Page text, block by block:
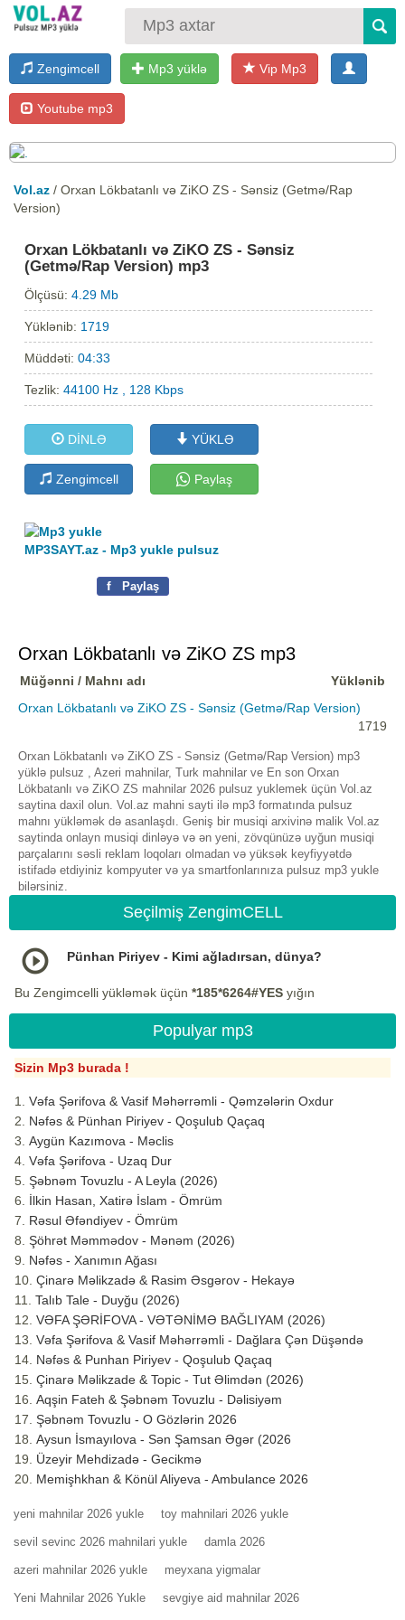
Zengimcell Mp3 yüklə Vip Mp3
Youtube mp3
Vol.az / Orxan Lökbatanlı və ZiKO ZS - Sənsiz (Getmə/Rap
Version)
Orxan Lökbatanlı və ZiKO ZS - Sənsiz
(Getmə/Rap Version) mp3
Ölçüsü:4.29 Mb
Yüklənib: 1719
Müddəti:04:33
Tezlik:44100 Hz , 128 Kbps
DİNLƏ YÜKLƏ
Zengimcell Paylaş
MP3SAYT.az - Mp3 yukle pulsuz
f Paylaş
Orxan Lökbatanlı və ZiKO ZS mp3
Müğənni / Mahnı adı
Yüklənib
Orxan Lökbatanlı və ZiKO ZS - Sənsiz (Getmə/Rap Version)
1719
Orxan Lökbatanlı və ZiKO ZS - Sənsiz (Getmə/Rap Version) mp3
yüklə pulsuz , Azeri mahnilar, Turk mahnilar ve En son Orxan
Lökbatanlı və ZiKO ZS mahnilar 2026 pulsuz yuklemek üçün Vol.az
saytina daxil olun. Vol.az mahni sayti ilə mp3 formatında pulsuz
mahnı yükləmək də asanlaşdı. Geniş bir musiqi arxivinə malik Vol.az
saytinda onlayn musiqi dinləyə və ən yeni, zövqünüzə uyğun musiqi
parçalarını səsli reklam loqoları olmadan və yüksək keyfiyyətdə
istifadə etdiyiniz kompyuter və ya smartfonlarınıza pulsuz mp3 yukle
bilərsiniz.
Seçilmiş ZengimCELL
Pünhan Piriyev - Kimi ağladırsan, dünya?
Bu Zengimcelli yükləmək üçün *185*6264#YES yığın
Populyar mp3
Sizin Mp3 burada !
Vəfa Şərifova & Vasif Məhərrəmli - Qəmzələrin Oxdur
Nəfəs & Pünhan Piriyev - Qoşulub Qaçaq
Aygün Kazımova - Məclis
Vəfa Şərifova - Uzaq Dur
Şəbnəm Tovuzlu - A Leyla (2026)
İlkin Hasan, Xatirə İslam - Ömrüm
Rəsul Əfəndiyev - Ömrüm
Şöhrət Məmmədov - Mənəm (2026)
Nəfəs - Xanımın Ağası
Çinarə Məlikzadə & Rasim Əsgərov - Hekayə
Talıb Tale - Duyğu (2026)
VƏFA ŞƏRİFOVA - VƏTƏNİMƏ BAĞLIYAM (2026)
Vəfa Şərifova & Vasif Məhərrəmli - Dağlara Çən Düşəndə
Nəfəs & Punhan Piriyev - Qoşulub Qaçaq
Çinarə Məlikzade & Topic - Tut Əlimdən (2026)
Aqşin Fateh & Şəbnəm Tovuzlu - Dəlisiyəm
Şəbnəm Tovuzlu - O Gözlərin 2026
Aysun İsmayılova - Sən Şamsan Əgər (2026
Üzeyir Mehdizadə - Gecikmə
Memişhkhan & Könül Aliyeva - Ambulance 2026
yeni mahnilar 2026 yukle toy mahnilari 2026 yukle
sevil sevinc 2026 mahnilari yukle damla 2026
azeri mahnilar 2026 yukle meyxana yigmalar
Yeni Mahnilar 2026 Yukle sevgiye aid mahnilar 2026